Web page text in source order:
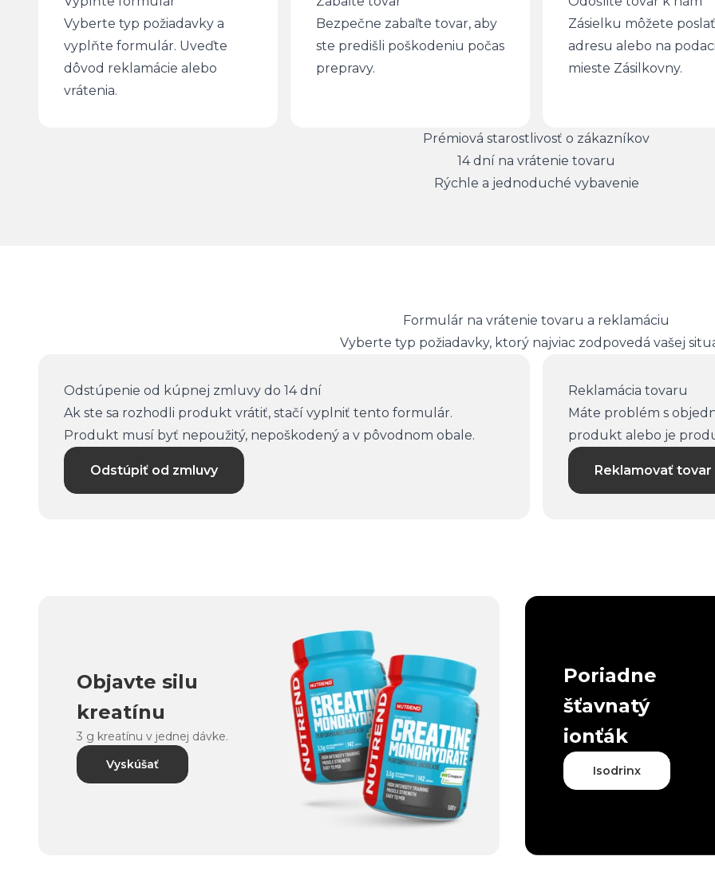
Vyberte typ požiadavky a
vyplňte formulár. Uveďte
dôvod reklamácie alebo
vrátenia.
Bezpečne zabaľte tovar, aby
ste predišli poškodeniu počas
prepravy.
Zásielku môžete
adresu alebo na
mieste Zásilkovny.
Prémiová starostlivosť o zákazníkov
14 dní na vrátenie tovaru
Rýchle a jednoduché vybavenie
Formulár na vrátenie tovaru a reklamáciu
Vyberte typ požiadavky, ktorý najviac zodpovedá vašej
Odstúpenie od kúpnej zmluvy do 14 dní
Ak ste sa rozhodli produkt vrátiť, stačí vyplniť tento formulár.
Produkt musí byť nepoužitý, nepoškodený a v pôvodnom obale.
Odstúpiť od zmluvy
Reklamácia tovaru
Máte problém s
produkt alebo je
Reklamovať tovar
Objavte silu
kreatínu
3 g kreatínu v jednej dávke.
Vyskúšať
Poriadne
šťavnatý
ionťák
Isodrinx